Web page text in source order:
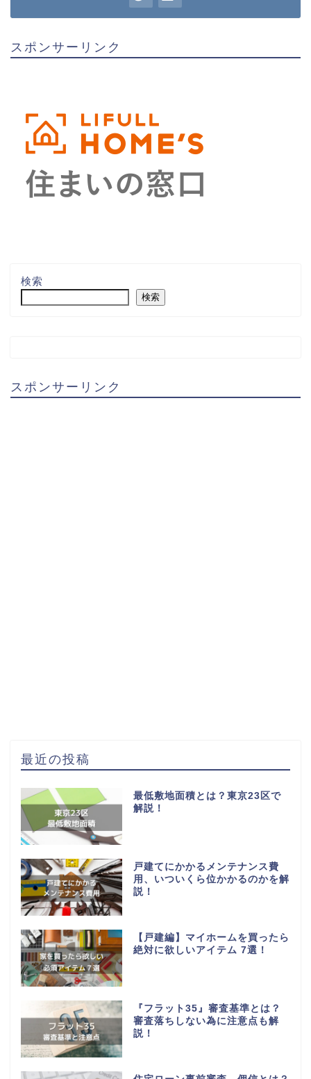
スポンサーリンク
検索
検索
スポンサーリンク
最近の投稿
最低敷地面積とは？東京23区で
解説！
戸建てにかかるメンテナンス費
用、いついくら位かかるのかを解
説！
【戸建編】マイホームを買ったら
絶対に欲しいアイテム 7選！
『フラット35』審査基準とは？
審査落ちしない為に注意点も解
説！